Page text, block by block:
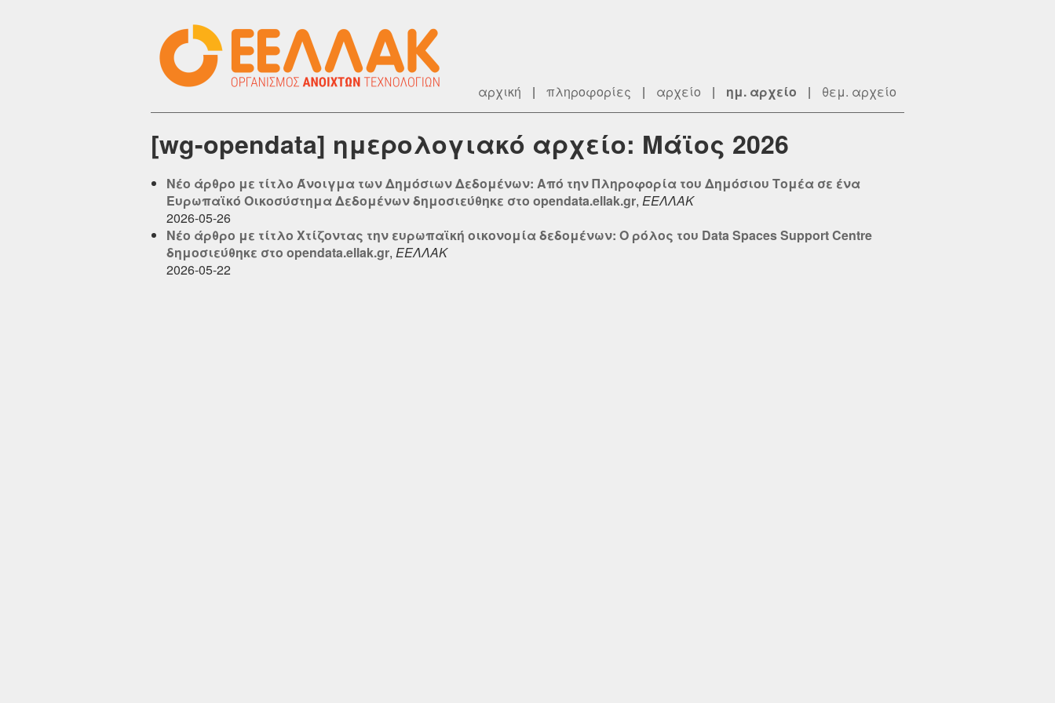
αρχική | πληροφορίες | αρχείο | ημ. αρχείο | θεμ. αρχείο
[wg-opendata] ημερολογιακό αρχείο: Μάϊος 2026
Νέο άρθρο με τίτλο Άνοιγμα των Δημόσιων Δεδομένων: Από την Πληροφορία του Δημόσιου Τομέα σε ένα
Ευρωπαϊκό Οικοσύστημα Δεδομένων δημοσιεύθηκε στο opendata.ellak.gr, ΕΕΛΛΑΚ
2026-05-26
Νέο άρθρο με τίτλο Χτίζοντας την ευρωπαϊκή οικονομία δεδομένων: Ο ρόλος του Data Spaces Support Centre
δημοσιεύθηκε στο opendata.ellak.gr, ΕΕΛΛΑΚ
2026-05-22